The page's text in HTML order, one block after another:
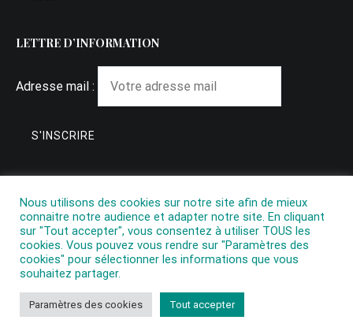
LETTRE D’INFORMATION
Adresse mail :
Copyright © 2026La Pause Philo. All rights reserved. Theme:
Cenoteby ThemeGrill. Powered byWordPress
Nous utilisons des cookies sur notre site afin de mieux
connaitre notre audience et adapter notre site. En cliquant
sur "Tout accepter", vous consentez à utiliser TOUS les
cookies. Vous pouvez vous rendre sur "Paramètres des
cookies" pour sélectionner les informations que vous
souhaitez partager.
Paramètres des cookies Tout accepter